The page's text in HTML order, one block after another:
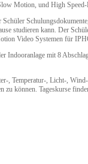
Motion, und High
studieren kann. Der
Video Systemen für
Indooranlage mit 8
, Temperatur-, Licht-,
können. Tageskurse